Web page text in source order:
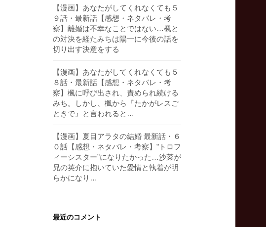
【漫画】あなたがしてくれなくても５
９話・最新話【感想・ネタバレ・考
察】離婚は不幸なことではない…楓と
の対決を経たみちは陽一に今後の話を
切り出す決意をする
【漫画】あなたがしてくれなくても５
８話・最新話【感想・ネタバレ・考
察】楓に呼び出され、責められ続ける
みち。しかし、楓から『たかがレスご
ときで』と言われると…
【漫画】夏目アラタの結婚 最新話・６
０話【感想・ネタバレ・考察】”トロフ
ィーシスター”になりたかった…沙菜が
兄の英介に抱いていた愛情と執着が明
らかになり…
最近のコメント